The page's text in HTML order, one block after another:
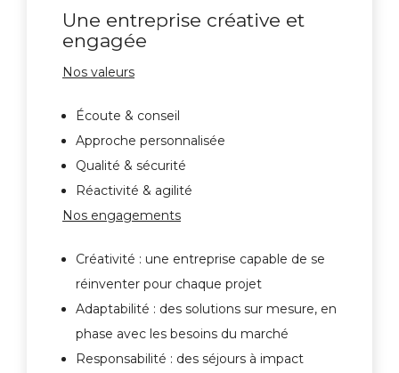
Une entreprise créative et
engagée
Nos valeurs
Écoute & conseil
Approche personnalisée
Qualité & sécurité
Réactivité & agilité
Nos engagements
Créativité : une entreprise capable de se
réinventer pour chaque projet
Adaptabilité : des solutions sur mesure, en
phase avec les besoins du marché
Responsabilité : des séjours à impact